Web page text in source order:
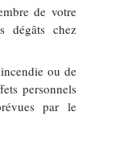
de votre
dégâts chez
ou de
personnels
par le